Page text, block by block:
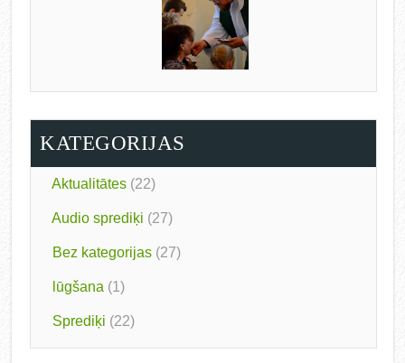
KATEGORIJAS
Aktualitātes (22)
Audio sprediķi (27)
Bez kategorijas (27)
lūgšana (1)
Sprediķi (22)